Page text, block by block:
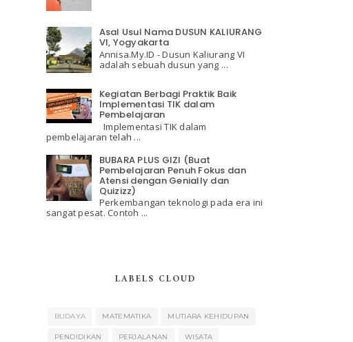
Asal Usul Nama DUSUN KALIURANG
VI, Yogyakarta
Annisa.My.ID - Dusun Kaliurang VI
adalah sebuah dusun yang ...
Kegiatan Berbagi Praktik Baik
Implementasi TIK dalam
Pembelajaran
Implementasi TIK dalam
pembelajaran telah ...
BUBARA PLUS GIZI (Buat
Pembelajaran Penuh Fokus dan
Atensi dengan Genially dan
Quizizz)
Perkembangan teknologi pada era ini
sangat pesat. Contoh ...
LABELS CLOUD
BUDAYA MATEMATIKA MUTIARA KEHIDUPAN
PENDIDIKAN PERJALANAN WISATA